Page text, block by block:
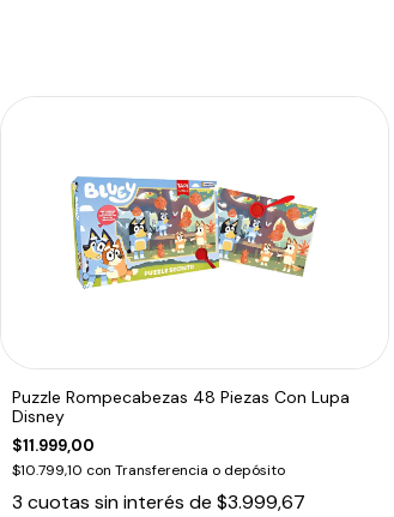
Puzzle Rompecabezas 48 Piezas Con Lupa
Disney
$11.999,00
$10.799,10 con Transferencia o depósito
3 cuotas sin interés de $3.999,67